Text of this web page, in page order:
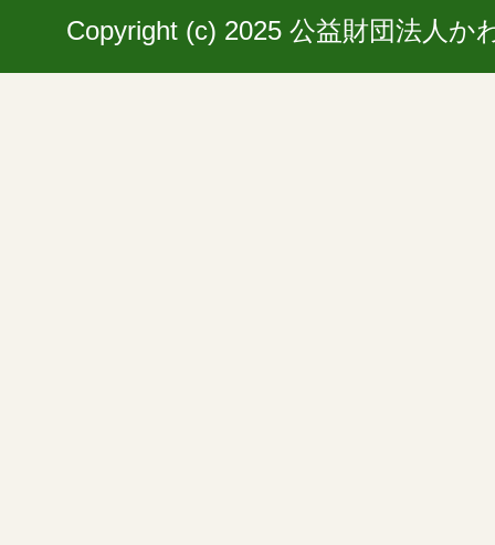
Copyright (c) 2025 公益財団法人か